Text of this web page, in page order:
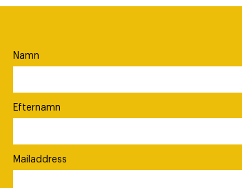
Namn
Efternamn
Mailaddress